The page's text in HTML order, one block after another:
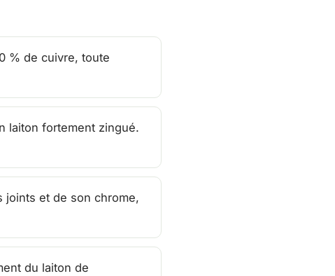
% de cuivre, toute
laiton fortement zingué.
joints et de son chrome,
du laiton de